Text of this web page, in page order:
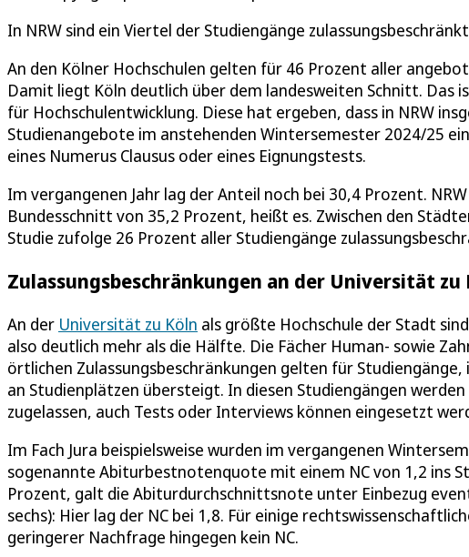
In NRW sind ein Viertel der Studiengänge
An den Kölner Hochschulen gelten für 46 Prozent aller
Damit liegt Köln deutlich über dem landesweiten Schnitt. Das
für Hochschulentwicklung. Diese hat ergeben, dass in NRW
Studienangebote im anstehenden Wintersemester 2024/25
eines Numerus Clausus oder eines Eignungstests.
Im vergangenen Jahr lag der Anteil noch bei 30,4 Prozent.
Bundesschnitt von 35,2 Prozent, heißt es. Zwischen den
Studie zufolge 26 Prozent aller Studiengänge
Zulassungsbeschränkungen an der Universität zu
An der Universität zu Köln als größte Hochschule der Stadt
also deutlich mehr als die Hälfte. Die Fächer Human- sowie
örtlichen Zulassungsbeschränkungen gelten für
an Studienplätzen übersteigt. In diesen Studiengängen
zugelassen, auch Tests oder Interviews können eingesetzt
Im Fach Jura beispielsweise wurden im vergangenen
sogenannte Abiturbestnotenquote mit einem NC von 1,2 ins
Prozent, galt die Abiturdurchschnittsnote unter Einbezug
sechs): Hier lag der NC bei 1,8. Für einige
geringerer Nachfrage hingegen kein NC.